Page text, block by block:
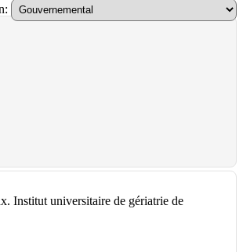
Institut universitaire de gériatrie de